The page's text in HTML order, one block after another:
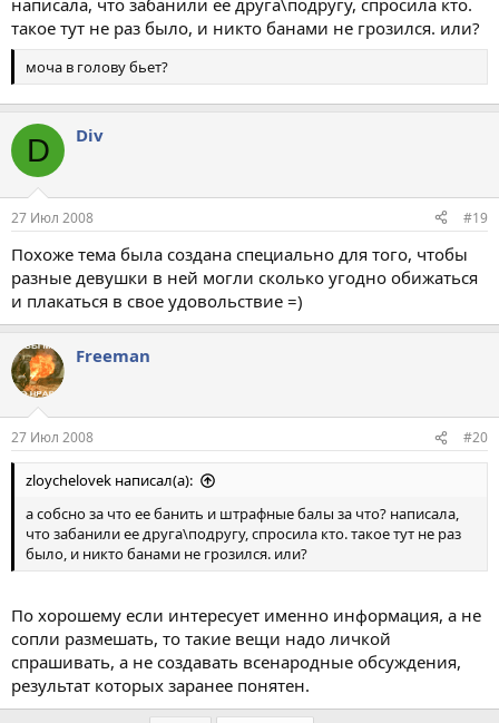
написала, что забанили ее друга\подругу, спросила кто.
такое тут не раз было, и никто банами не грозился. или?
моча в голову бьет?
D Div
27 Июл 2008 #19
Похоже тема была создана специально для того, чтобы
разные девушки в ней могли сколько угодно обижаться
и плакаться в свое удовольствие =)
Freeman
27 Июл 2008 #20
zloychelovek написал(а):
а собсно за что ее банить и штрафные балы за что? написала,
что забанили ее друга\подругу, спросила кто. такое тут не раз
было, и никто банами не грозился. или?
По хорошему если интересует именно информация, а не
сопли размешать, то такие вещи надо личкой
спрашивать, а не создавать всенародные обсуждения,
результат которых заранее понятен.